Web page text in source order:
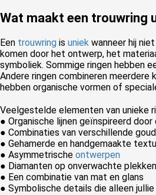
Wat maakt een trouwring
Een trouwring is uniek wanneer hij
komen door het ontwerp, het
symboliek. Sommige ringen hebben
Andere ringen combineren meerdere
hebben organische vormen of
Veelgestelde elementen van unieke
● Organische lijnen geïnspireerd door
● Combinaties van verschillende
● Gehamerde en handgemaakte
● Asymmetrische ontwerpen
● Diamanten op onverwachte plekken
● Een combinatie van mat en glans
● Symbolische details die alleen